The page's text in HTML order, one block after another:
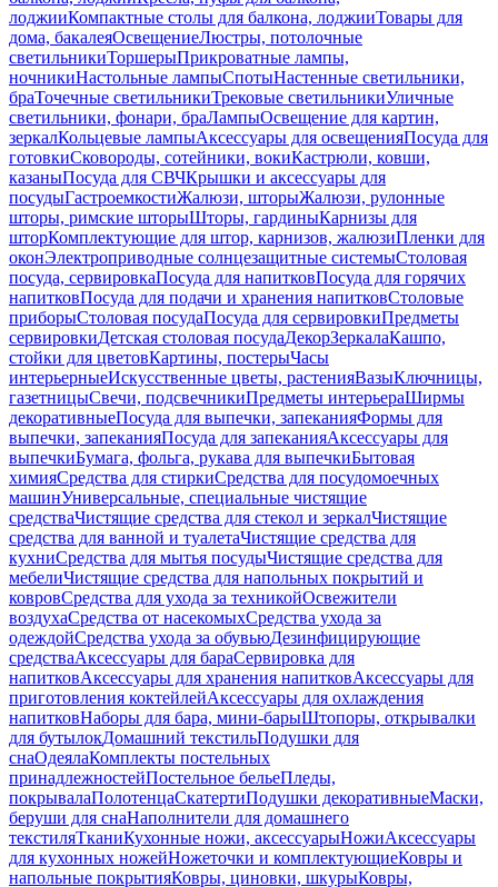
лоджииКомпактные столы для балкона, лоджииТовары для
дома, бакалеяОсвещениеЛюстры, потолочные
светильникиТоршерыПрикроватные лампы,
ночникиНастольные лампыСпотыНастенные светильники,
браТочечные светильникиТрековые светильникиУличные
светильники, фонари, браЛампыОсвещение для картин,
зеркалКольцевые лампыАксессуары для освещенияПосуда для
готовкиСковороды, сотейники, вокиКастрюли, ковши,
казаныПосуда для СВЧКрышки и аксессуары для
посудыГастроемкостиЖалюзи, шторыЖалюзи, рулонные
шторы, римские шторыШторы, гардиныКарнизы для
шторКомплектующие для штор, карнизов, жалюзиПленки для
оконЭлектроприводные солнцезащитные системыСтоловая
посуда, сервировкаПосуда для напитковПосуда для горячих
напитковПосуда для подачи и хранения напитковСтоловые
приборыСтоловая посудаПосуда для сервировкиПредметы
сервировкиДетская столовая посудаДекорЗеркалаКашпо,
стойки для цветовКартины, постерыЧасы
интерьерныеИскусственные цветы, растенияВазыКлючницы,
газетницыСвечи, подсвечникиПредметы интерьераШирмы
декоративныеПосуда для выпечки, запеканияФормы для
выпечки, запеканияПосуда для запеканияАксессуары для
выпечкиБумага, фольга, рукава для выпечкиБытовая
химияСредства для стиркиСредства для посудомоечных
машинУниверсальные, специальные чистящие
средстваЧистящие средства для стекол и зеркалЧистящие
средства для ванной и туалетаЧистящие средства для
кухниСредства для мытья посудыЧистящие средства для
мебелиЧистящие средства для напольных покрытий и
ковровСредства для ухода за техникойОсвежители
воздухаСредства от насекомыхСредства ухода за
одеждойСредства ухода за обувьюДезинфицирующие
средстваАксессуары для бараСервировка для
напитковАксессуары для хранения напитковАксессуары для
приготовления коктейлейАксессуары для охлаждения
напитковНаборы для бара, мини-барыШтопоры, открывалки
для бутылокДомашний текстильПодушки для
снаОдеялаКомплекты постельных
принадлежностейПостельное бельеПледы,
покрывалаПолотенцаСкатертиПодушки декоративныеМаски,
беруши для снаНаполнители для домашнего
текстиляТканиКухонные ножи, аксессуарыНожиАксессуары
для кухонных ножейНожеточки и комплектующиеКовры и
напольные покрытияКовры, циновки, шкурыКовры,